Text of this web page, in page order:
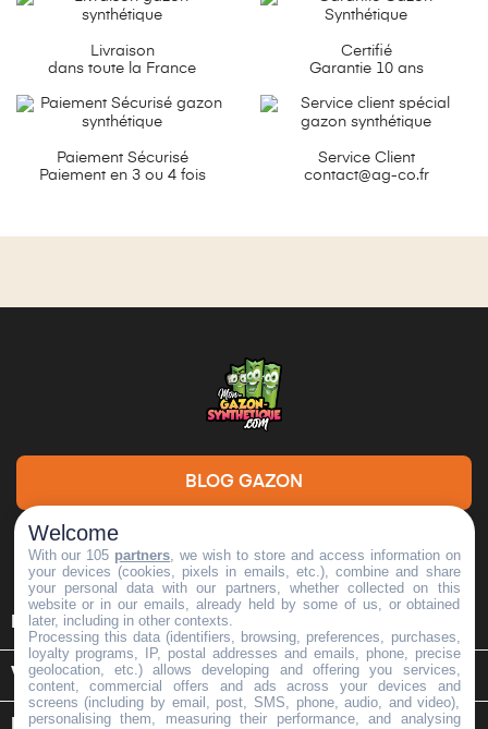
Livraison
dans toute la France
Certifié
Garantie 10 ans
Paiement Sécurisé
Paiement en 3 ou 4 fois
Service Client
contact@ag-co.fr
BLOG GAZON
DEMANDE DE DEVIS
INFORMATIONS
VOTRE COMPTE 
Welcome
With our 105 partners , we wish to store and access information on
your devices (cookies, pixels in emails, etc.), combine and share
your personal data with our partners, whether collected on this
website or in our emails, already held by some of us, or obtained
later, including in other contexts.
Processing this data (identifiers, browsing, preferences, purchases,
loyalty programs, IP, postal addresses and emails, phone, precise
geolocation, etc.) allows developing and offering you services,
content, commercial offers and ads across your devices and
screens (including by email, post, SMS, phone, audio, and video),
personalising them, measuring their performance, and analysing